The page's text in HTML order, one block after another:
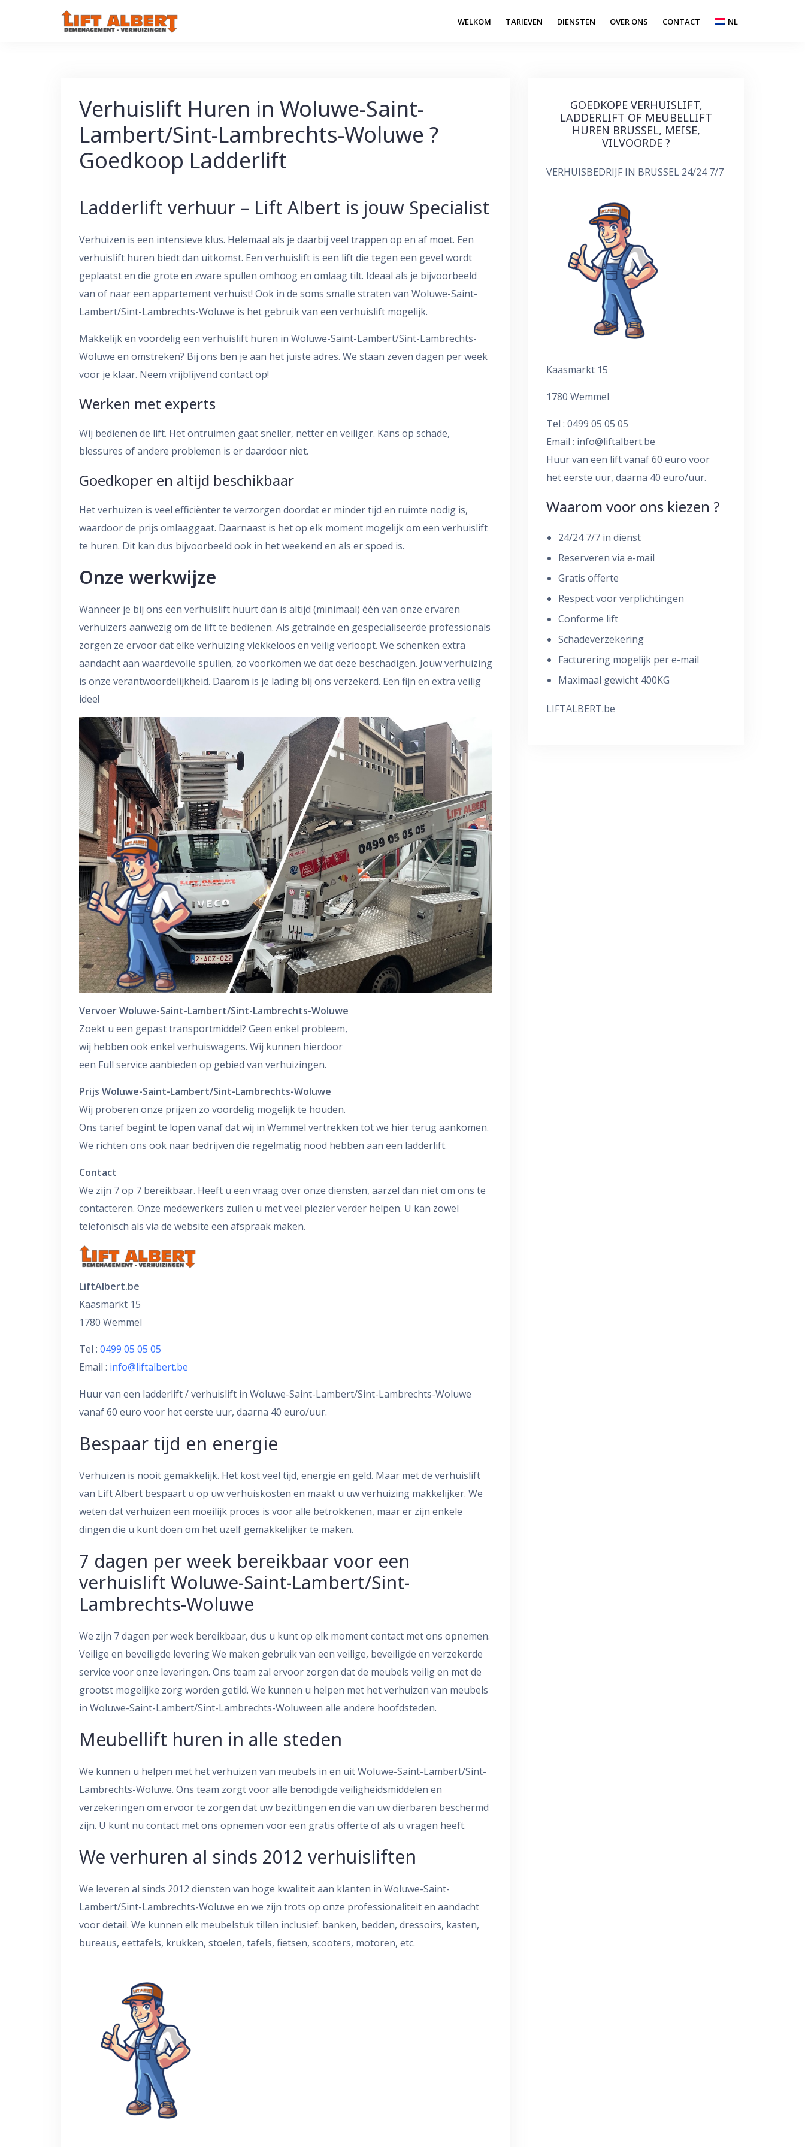
WELKOM TARIEVEN DIENSTEN OVER ONS CONTACT NL
Verhuislift Huren in Woluwe-Saint-
Lambert/Sint-Lambrechts-Woluwe ?
Goedkoop Ladderlift
Ladderlift verhuur – Lift Albert is jouw Specialist
Verhuizen is een intensieve klus. Helemaal als je daarbij veel trappen op en af moet. Een
verhuislift huren biedt dan uitkomst. Een verhuislift is een lift die tegen een gevel wordt
geplaatst en die grote en zware spullen omhoog en omlaag tilt. Ideaal als je bijvoorbeeld
van of naar een appartement verhuist! Ook in de soms smalle straten van Woluwe-Saint-
Lambert/Sint-Lambrechts-Woluwe is het gebruik van een verhuislift mogelijk.
Makkelijk en voordelig een verhuislift huren in Woluwe-Saint-Lambert/Sint-Lambrechts-
Woluwe en omstreken? Bij ons ben je aan het juiste adres. We staan zeven dagen per week
voor je klaar. Neem vrijblijvend contact op!
Werken met experts
Wij bedienen de lift. Het ontruimen gaat sneller, netter en veiliger. Kans op schade,
blessures of andere problemen is er daardoor niet.
Goedkoper en altijd beschikbaar
Het verhuizen is veel efficiënter te verzorgen doordat er minder tijd en ruimte nodig is,
waardoor de prijs omlaaggaat. Daarnaast is het op elk moment mogelijk om een verhuislift
te huren. Dit kan dus bijvoorbeeld ook in het weekend en als er spoed is.
Onze werkwijze
Wanneer je bij ons een verhuislift huurt dan is altijd (minimaal) één van onze ervaren
verhuizers aanwezig om de lift te bedienen. Als getrainde en gespecialiseerde professionals
zorgen ze ervoor dat elke verhuizing vlekkeloos en veilig verloopt. We schenken extra
aandacht aan waardevolle spullen, zo voorkomen we dat deze beschadigen. Jouw verhuizing
is onze verantwoordelijkheid. Daarom is je lading bij ons verzekerd. Een fijn en extra veilig
idee!
Vervoer Woluwe-Saint-Lambert/Sint-Lambrechts-Woluwe
Zoekt u een gepast transportmiddel? Geen enkel probleem,
wij hebben ook enkel verhuiswagens. Wij kunnen hierdoor
een Full service aanbieden op gebied van verhuizingen.
Prijs Woluwe-Saint-Lambert/Sint-Lambrechts-Woluwe
Wij proberen onze prijzen zo voordelig mogelijk te houden.
Ons tarief begint te lopen vanaf dat wij in Wemmel vertrekken tot we hier terug aankomen.
We richten ons ook naar bedrijven die regelmatig nood hebben aan een ladderlift.
Contact
We zijn 7 op 7 bereikbaar. Heeft u een vraag over onze diensten, aarzel dan niet om ons te
contacteren. Onze medewerkers zullen u met veel plezier verder helpen. U kan zowel
telefonisch als via de website een afspraak maken.
LiftAlbert.be
Kaasmarkt 15
1780 Wemmel
Tel : 0499 05 05 05
Email : info@liftalbert.be
Huur van een ladderlift / verhuislift in Woluwe-Saint-Lambert/Sint-Lambrechts-Woluwe
vanaf 60 euro voor het eerste uur, daarna 40 euro/uur.
Bespaar tijd en energie
Verhuizen is nooit gemakkelijk. Het kost veel tijd, energie en geld. Maar met de verhuislift
van Lift Albert bespaart u op uw verhuiskosten en maakt u uw verhuizing makkelijker. We
weten dat verhuizen een moeilijk proces is voor alle betrokkenen, maar er zijn enkele
dingen die u kunt doen om het uzelf gemakkelijker te maken.
7 dagen per week bereikbaar voor een
verhuislift Woluwe-Saint-Lambert/Sint-
Lambrechts-Woluwe
We zijn 7 dagen per week bereikbaar, dus u kunt op elk moment contact met ons opnemen.
Veilige en beveiligde levering We maken gebruik van een veilige, beveiligde en verzekerde
service voor onze leveringen. Ons team zal ervoor zorgen dat de meubels veilig en met de
grootst mogelijke zorg worden getild. We kunnen u helpen met het verhuizen van meubels
in Woluwe-Saint-Lambert/Sint-Lambrechts-Woluween alle andere hoofdsteden.
Meubellift huren in alle steden
We kunnen u helpen met het verhuizen van meubels in en uit Woluwe-Saint-Lambert/Sint-
Lambrechts-Woluwe. Ons team zorgt voor alle benodigde veiligheidsmiddelen en
verzekeringen om ervoor te zorgen dat uw bezittingen en die van uw dierbaren beschermd
zijn. U kunt nu contact met ons opnemen voor een gratis offerte of als u vragen heeft.
We verhuren al sinds 2012 verhuisliften
We leveren al sinds 2012 diensten van hoge kwaliteit aan klanten in Woluwe-Saint-
Lambert/Sint-Lambrechts-Woluwe en we zijn trots op onze professionaliteit en aandacht
voor detail. We kunnen elk meubelstuk tillen inclusief: banken, bedden, dressoirs, kasten,
bureaus, eettafels, krukken, stoelen, tafels, fietsen, scooters, motoren, etc.
GOEDKOPE VERHUISLIFT,
LADDERLIFT OF MEUBELLIFT
HUREN BRUSSEL, MEISE,
VILVOORDE ?
VERHUISBEDRIJF IN BRUSSEL 24/24 7/7
Kaasmarkt 15
1780 Wemmel
Tel : 0499 05 05 05
Email : info@liftalbert.be
Huur van een lift vanaf 60 euro voor
het eerste uur, daarna 40 euro/uur.
Waarom voor ons kiezen ?
24/24 7/7 in dienst
Reserveren via e-mail
Gratis offerte
Respect voor verplichtingen
Conforme lift
Schadeverzekering
Facturering mogelijk per e-mail
Maximaal gewicht 400KG
LIFTALBERT.be